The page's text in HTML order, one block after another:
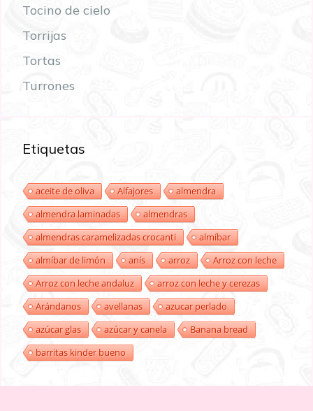
Tocino de cielo
Torrijas
Tortas
Turrones
Etiquetas
aceite de oliva Alfajores
almendra
almendra laminadas
almendras
almendras caramelizadas crocanti
almíbar
almíbar de limón
anís arroz
Arroz con leche
Arroz con leche andaluz
arroz con leche y cerezas
Arándanos
avellanas
azucar perlado
azúcar glas
azúcar y canela
Banana bread
barritas kinder bueno